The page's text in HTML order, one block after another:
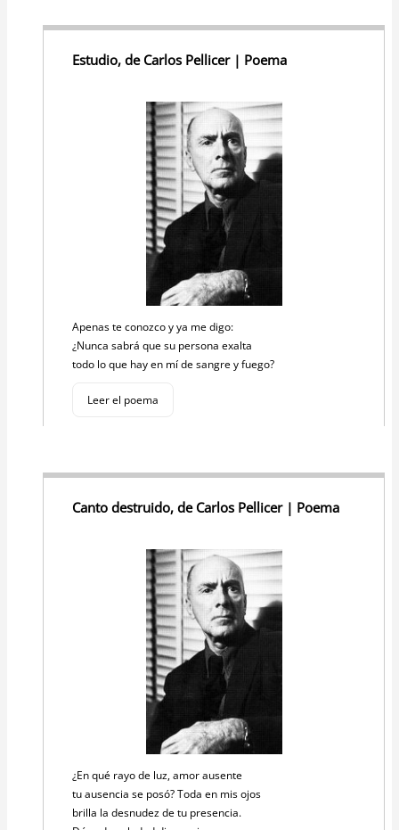
Estudio, de Carlos Pellicer | Poema
Apenas te conozco y ya me digo:
¿Nunca sabrá que su persona exalta
todo lo que hay en mí de sangre y fuego?
Leer el poema
Canto destruido, de Carlos Pellicer | Poema
¿En qué rayo de luz, amor ausente
tu ausencia se posó? Toda en mis ojos
brilla la desnudez de tu presencia.